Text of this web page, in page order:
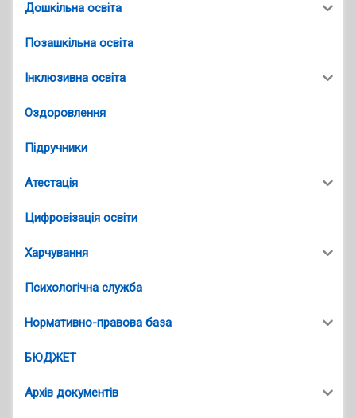
Дошкільна освіта
Позашкільна освіта
Інклюзивна освіта
Оздоровлення
Підручники
Атестація
Цифровізація освіти
Харчування
Психологічна служба
Нормативно-правова база
БЮДЖЕТ
Архів документів